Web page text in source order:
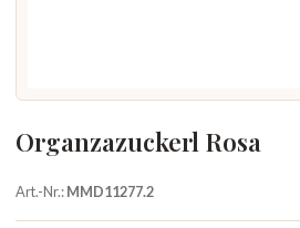
Organzazuckerl Rosa
Art.-Nr.:MMD11277.2